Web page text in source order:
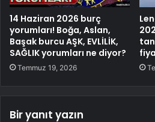
14 Haziran 2026 burç
yorumları! Boğa, Aslan,
Başak burcu AŞK, EVLİLİK,
SAĞLIK yorumları ne diyor?
Temmuz 19, 2026
Bir yanıt yazın